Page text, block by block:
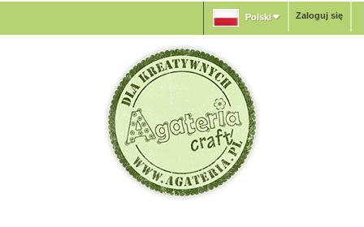
Zaloguj się
Polski